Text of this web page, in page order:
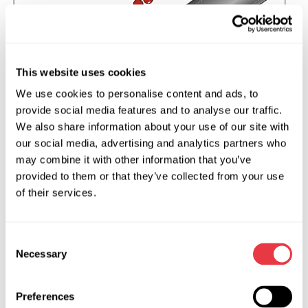
This website uses cookies
We use cookies to personalise content and ads, to
provide social media features and to analyse our traffic.
We also share information about your use of our site with
our social media, advertising and analytics partners who
may combine it with other information that you’ve
provided to them or that they’ve collected from your use
of their services.
Selection
Necessary
Preferences
автокондиціонерів
функціонувала безперебійно, необхідна діагностика